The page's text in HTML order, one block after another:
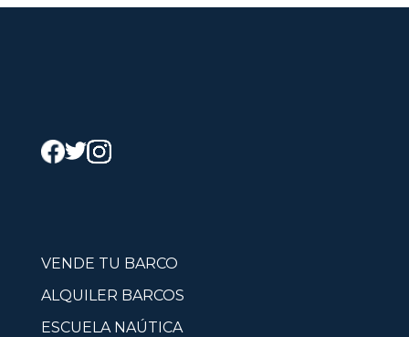
VENDE TU BARCO
ALQUILER BARCOS
ESCUELA NAÚTICA